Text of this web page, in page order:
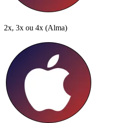
2x, 3x ou 4x (Alma)